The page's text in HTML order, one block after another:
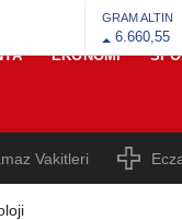
GRAM ALTIN
6.660,55
EKONOMI
Vakitleri